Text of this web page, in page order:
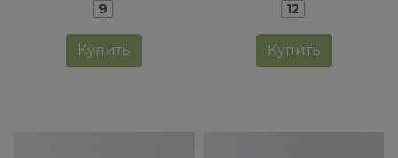
9
Купить
12
Купить